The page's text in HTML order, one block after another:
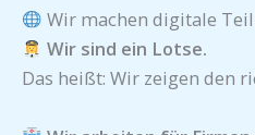
Wir machen digitale
Wir sind ein Lotse.
Das heißt: Wir zeigen den